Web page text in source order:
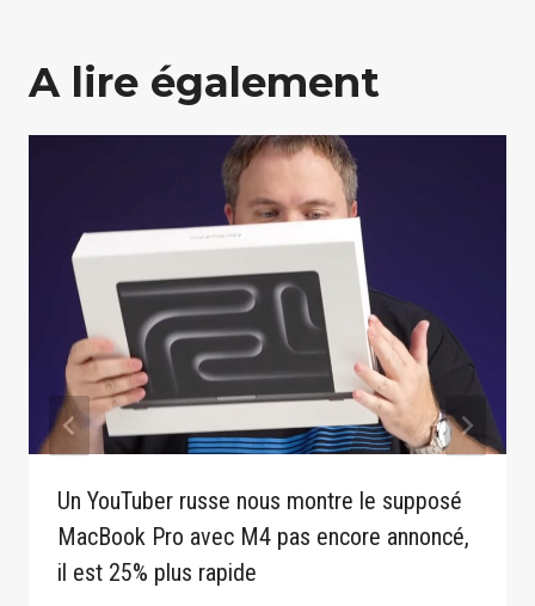
A lire également
Un YouTuber russe nous montre le supposé
MacBook Pro avec M4 pas encore annoncé,
il est 25% plus rapide